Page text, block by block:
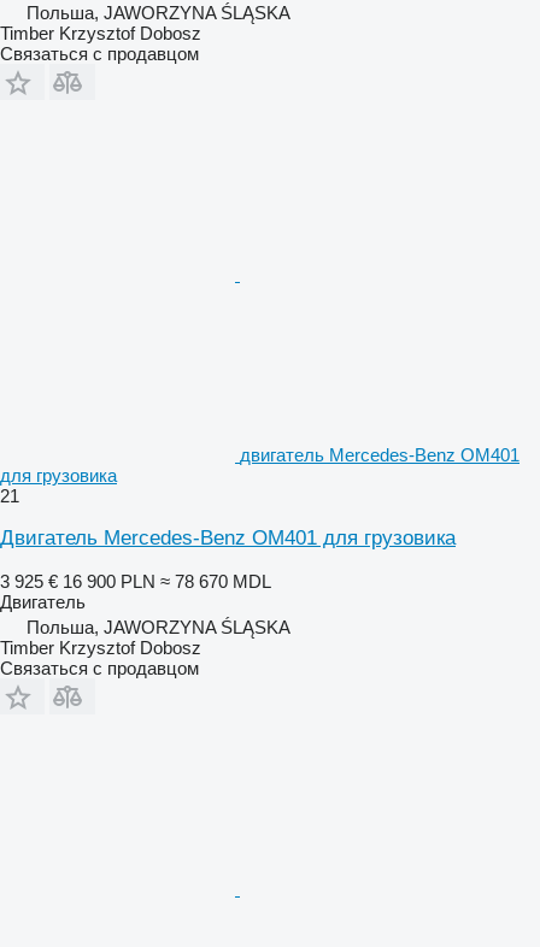
Польша, JAWORZYNA ŚLĄSKA
Timber Krzysztof Dobosz
Связаться с продавцом
двигатель Mercedes-Benz OM401
для грузовика
21
Двигатель Mercedes-Benz OM401 для грузовика
3 925 € 16 900 PLN ≈ 78 670 MDL
Двигатель
Польша, JAWORZYNA ŚLĄSKA
Timber Krzysztof Dobosz
Связаться с продавцом